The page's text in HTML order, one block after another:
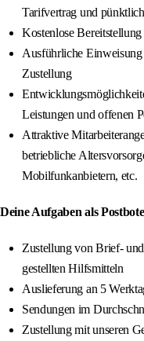
Tarifvertrag und
Kostenlose
Ausführliche
Zustellung
Leistungen und offenen
Attraktive
betriebliche
Mobilfunkanbietern, etc.
Deine Aufgaben als
Zustellung von Brief-
gestellten Hilfsmitteln
Auslieferung an 5
Sendungen im
Zustellung mit unseren